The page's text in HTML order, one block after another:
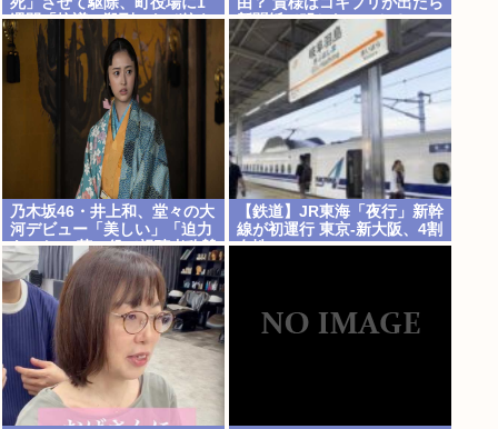
週間「抗議」殺到…なぜ銃を
使えなかった？岩手・雫石町
が明かす背景
新聞紙で叩かないのか？」
乃木坂46・井上和、堂々の大
河デビュー「美しい」「迫力
あった」 茶々役で視聴者称賛
【鉄道】JR東海「夜行」新幹
線が初運行 東京-新大阪、4割
女性